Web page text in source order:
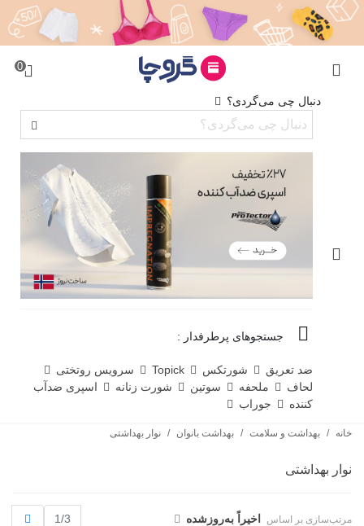
0
دنبال چی می‌گردی؟
جستجوهای پرطرفدار :
ضد تعریق شورتکس Topick
سرویس روتختی
لحاف
ملحفه سوتین شورت زنانه
اسپری ضدآب
کننده
جوراب
خانه / بهداشت و سلامت / بهداشت بانوان / نوار بهداشتی
نوار بهداشتی
مرتب‌سازی بر اساس اخیراً به‌روز‌شده 1/3